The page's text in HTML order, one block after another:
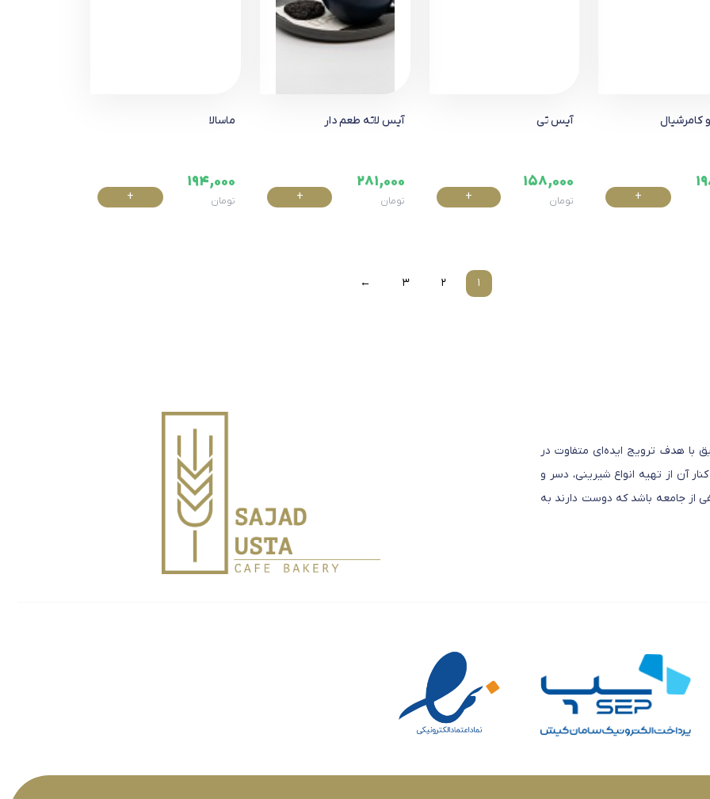
کامرشیال
+
آیس تی
158,000
تومان
+
آیس لاته طعم دار
281,000
تومان
+
ماسالا
194,000
تومان
+
1
2
3
←
با هدف ترویج ایده‌ای متفاوت در
آن از تهیه انواع شیرینی، دسر و
از جامعه باشد که دوست دارند به